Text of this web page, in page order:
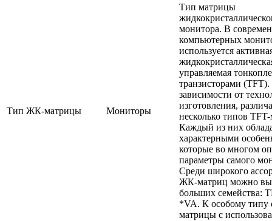
Тип ЖК-матрицы Мониторы
Тип матрицы
монитора. В
компьютерных
используется
управляемая
транзисторами
зависимости от
изготовления,
несколько типов
Каждый из них
характерными
которые во многом
параметры самого
Среди широкого
ЖК-матриц можно
больших семейства:
*VA. К особому типу
матрицы с